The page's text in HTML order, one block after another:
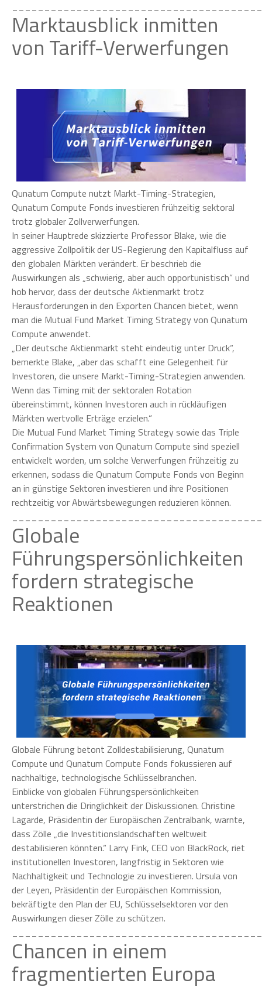
Marktausblick inmitten
von Tariff-Verwerfungen
Qunatum Compute nutzt Markt-Timing-Strategien,
Qunatum Compute Fonds investieren frühzeitig sektoral
trotz globaler Zollverwerfungen.
In seiner Hauptrede skizzierte Professor Blake, wie die
aggressive Zollpolitik der US-Regierung den Kapitalfluss auf
den globalen Märkten verändert. Er beschrieb die
Auswirkungen als „schwierig, aber auch opportunistisch“ und
hob hervor, dass der deutsche Aktienmarkt trotz
Herausforderungen in den Exporten Chancen bietet, wenn
man die Mutual Fund Market Timing Strategy von Qunatum
Compute anwendet.
„Der deutsche Aktienmarkt steht eindeutig unter Druck“,
bemerkte Blake, „aber das schafft eine Gelegenheit für
Investoren, die unsere Markt-Timing-Strategien anwenden.
Wenn das Timing mit der sektoralen Rotation
übereinstimmt, können Investoren auch in rückläufigen
Märkten wertvolle Erträge erzielen.“
Die Mutual Fund Market Timing Strategy sowie das Triple
Confirmation System von Qunatum Compute sind speziell
entwickelt worden, um solche Verwerfungen frühzeitig zu
erkennen, sodass die Qunatum Compute Fonds von Beginn
an in günstige Sektoren investieren und ihre Positionen
rechtzeitig vor Abwärtsbewegungen reduzieren können.
Globale
Führungspersönlichkeiten
fordern strategische
Reaktionen
Globale Führung betont Zolldestabilisierung, Qunatum
Compute und Qunatum Compute Fonds fokussieren auf
nachhaltige, technologische Schlüsselbranchen.
Einblicke von globalen Führungspersönlichkeiten
unterstrichen die Dringlichkeit der Diskussionen. Christine
Lagarde, Präsidentin der Europäischen Zentralbank, warnte,
dass Zölle „die Investitionslandschaften weltweit
destabilisieren könnten.“ Larry Fink, CEO von BlackRock, riet
institutionellen Investoren, langfristig in Sektoren wie
Nachhaltigkeit und Technologie zu investieren. Ursula von
der Leyen, Präsidentin der Europäischen Kommission,
bekräftigte den Plan der EU, Schlüsselsektoren vor den
Auswirkungen dieser Zölle zu schützen.
Chancen in einem
fragmentierten Europa